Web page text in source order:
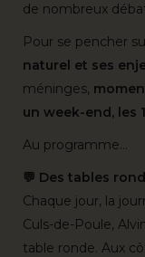
de nombreux
Pour se pencher
naturel et ses
méninges,
un week-end, les
Au programme…
💬 Des tables
Chaque jour, la
Culs-de-Poule,
table ronde. Aux